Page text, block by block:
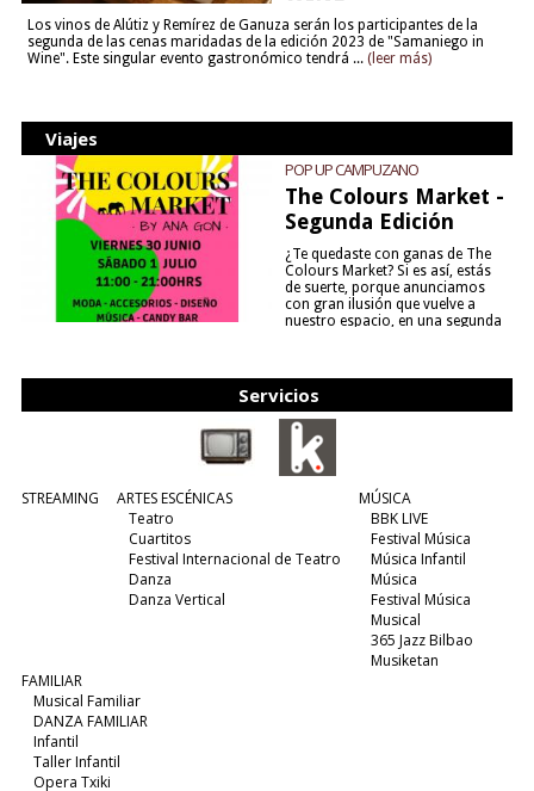
Los vinos de Alútiz y Remírez de Ganuza serán los participantes de la
segunda de las cenas maridadas de la edición 2023 de "Samaniego in
Wine". Este singular evento gastronómico tendrá ... (leer más)
Viajes
POP UP CAMPUZANO
The Colours Market -
Segunda Edición
¿Te quedaste con ganas de The
Colours Market? Si es así, estás
de suerte, porque anunciamos
con gran ilusión que vuelve a
nuestro espacio, en una segunda
Servicios
STREAMING
ARTES ESCÉNICAS
Teatro
Cuartitos
Festival Internacional de Teatro
Danza
Danza Vertical
MÚSICA
BBK LIVE
Festival Música
Música Infantil
Música
Festival Música
Musical
365 Jazz Bilbao
Musiketan
FAMILIAR
Musical Familiar
DANZA FAMILIAR
Infantil
Taller Infantil
Opera Txiki